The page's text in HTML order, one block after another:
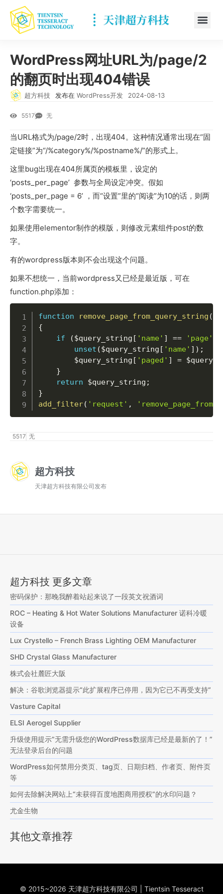
WordPress网址URL为/page/2
的翻页时出现404错误
超方科技 发布在 WordPress开发 2024-08-13
5517 无
当URL格式为/page/2时，出现404。这种情况通常出现在“固
定链接”为“/%category%/%postname%/”的形式上。
这里bug出现在404所属页的模板里，设定的
‘posts_per_page’ 参数与全局设定冲突。假如
‘posts_per_page = 6’ ，而“设置”里的“阅读”为10的话，则两
个数字需要统一。
如果使用elementor制作的模版，则修改元素组件post的数
字。
有的wordpress版本则不会出现这个问题。
如果不想统一，当前wordpress又已经是最近版，可在
function.php添加：
function remove_page_from_query_string (
{
if
($query_string [ 'name' ] == 'page'
unset ($query_string [ 'name' ] ) ;
$query_string [ 'paged' ] =
}
return
$query_string ;
}
add_filter( 'request' ,
5517 无
超方科技
天津超方科技有限公司发布
超方科技 更多文章
密码保护：那晚我醉着站起来说了一段英文祝酒词
ROC – Heating & Hot Water Solutions Manufacturer 诺科冷暖
设备
Lux Crystello – French Brass Lighting OEM Manufacturer
SHD Crystal Glass Manufacturer
株式会社麓匠大阪
解决：谷歌浏览器提示“此扩展程序已停用，因为它已不再受支持”
Vasture Capital
ELSI Aerogel Supplier
升级使用提示”无需升级您的WordPress数据库已经是最新的了！”
无法登录后台的问题
WordPress如何禁用分类页、tag页、日期归档、作者页、附件页
等
如何去除解决网站上“未获得百度地图商用授权”的水印问题？
尤金生物
其他文章推荐
© 2015~2026 天津超方科技有限公司 | Tientsin Tesseract